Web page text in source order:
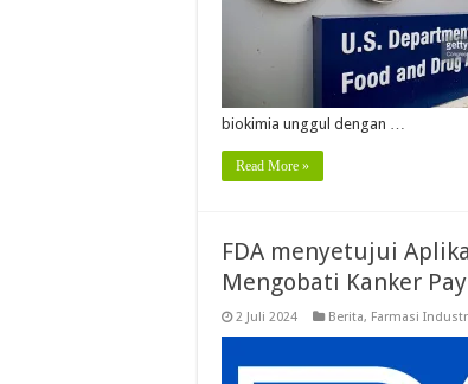
biokimia unggul dengan …
Read More »
FDA menyetujui
Mengobati Kanker
2 Juli 2024 Berita, Farmasi